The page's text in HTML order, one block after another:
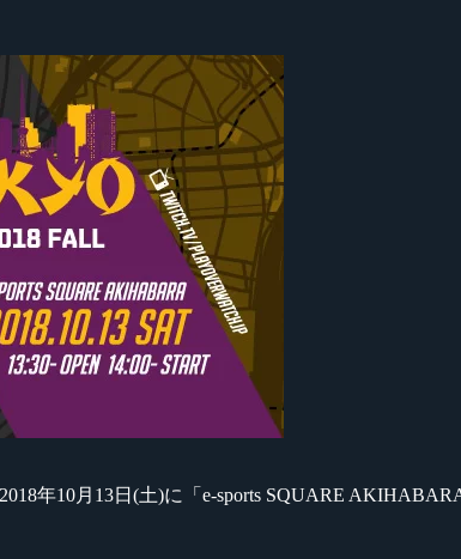
年10月13日(土)に「e-sports SQUARE